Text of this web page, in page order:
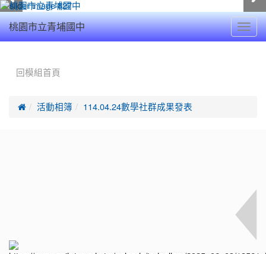
桃園市立青埔國中
回模組首頁
 活動相簿 114.04.24數學社群成果發表